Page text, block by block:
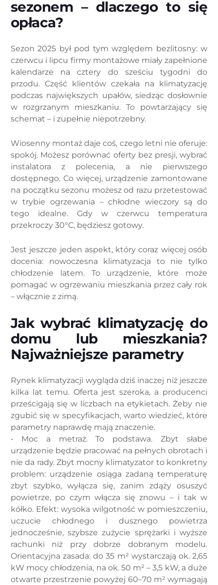
sezonem – dlaczego to się
opłaca?
Sezon 2025 był pod tym względem bezlitosny: w
czerwcu i lipcu firmy montażowe miały zapełnione
kalendarze na cztery do sześciu tygodni do
przodu. Część klientów czekała na klimatyzację
podczas największych upałów, siedząc dosłownie
w rozgrzanym mieszkaniu. To powtarzający się
schemat – i zupełnie niepotrzebny.
Wiosenny montaż daje coś, czego letni nie oferuje:
spokój. Możesz porównać oferty bez presji, wybrać
instalatora z polecenia, a nie pierwszego
dostępnego. Co więcej, urządzenie zamontowane
na początku sezonu możesz od razu przetestować
w trybie ogrzewania – chłodne wieczory są do
tego idealne. Gdy w czerwcu temperatura
przekroczy 30°C, będziesz gotowy.
Jest jeszcze jeden aspekt, który coraz więcej osób
docenia: nowoczesna klimatyzacja to nie tylko
chłodzenie latem. To urządzenie, które może
pomagać w ogrzewaniu mieszkania przez cały rok
– włącznie z zimą.
Jak wybrać klimatyzację do
domu lub mieszkania?
Najważniejsze parametry
Rynek klimatyzacji wygląda dziś inaczej niż jeszcze
kilka lat temu. Oferta jest szeroka, a producenci
prześcigają się w liczbach na etykietach. Żeby nie
zgubić się w specyfikacjach, warto wiedzieć, które
parametry naprawdę mają znaczenie.
• Moc a metraż. To podstawa. Zbyt słabe
urządzenie będzie pracować na pełnych obrotach i
nie da rady. Zbyt mocny klimatyzator to konkretny
problem: urządzenie osiąga zadaną temperaturę
zbyt szybko, wyłącza się, zanim zdąży osuszyć
powietrze, po czym włącza się znowu – i tak w
kółko. Efekt: wysoka wilgotność w pomieszczeniu,
uczucie chłodnego i dusznego powietrza
jednocześnie, szybsze zużycie sprężarki i wyższe
rachunki niż przy dobrze dobranym modelu.
Orientacyjna zasada: do 35 m² wystarczają ok. 2,65
kW mocy chłodzenia, na ok. 50 m² – 3,5 kW, a duże
otwarte przestrzenie powyżej 60–70 m² wymagają